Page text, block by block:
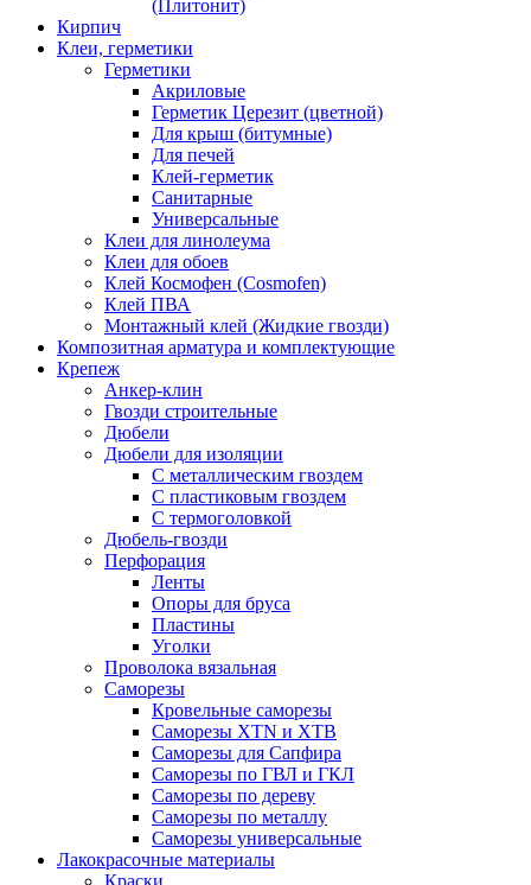
(Плитонит)
Кирпич
Клеи, герметики
Герметики
Акриловые
Герметик Церезит (цветной)
Для крыш (битумные)
Для печей
Клей-герметик
Санитарные
Универсальные
Клеи для линолеума
Клеи для обоев
Клей Космофен (Cosmofen)
Клей ПВА
Монтажный клей (Жидкие гвозди)
Композитная арматура и комплектующие
Крепеж
Анкер-клин
Гвозди строительные
Дюбели
Дюбели для изоляции
С металлическим гвоздем
С пластиковым гвоздем
С термоголовкой
Дюбель-гвозди
Перфорация
Ленты
Опоры для бруса
Пластины
Уголки
Проволока вязальная
Саморезы
Кровельные саморезы
Саморезы XTN и ХTB
Саморезы для Сапфира
Саморезы по ГВЛ и ГКЛ
Саморезы по дереву
Саморезы по металлу
Саморезы универсальные
Лакокрасочные материалы
Краски